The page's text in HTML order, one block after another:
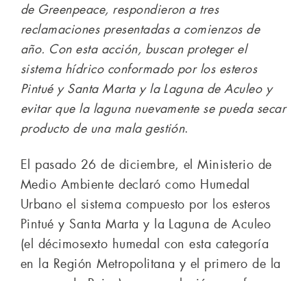
de Greenpeace, respondieron a tres
reclamaciones presentadas a comienzos de
año. Con esta acción, buscan proteger el
sistema hídrico conformado por los esteros
Pintué y Santa Marta y la Laguna de Aculeo y
evitar que la laguna nuevamente se pueda secar
producto de una mala gestión.
El pasado 26 de diciembre, el Ministerio de
Medio Ambiente declaró como Humedal
Urbano el sistema compuesto por los esteros
Pintué y Santa Marta y la Laguna de Aculeo
(el décimosexto humedal con esta categoría
en la Región Metropolitana y el primero de la